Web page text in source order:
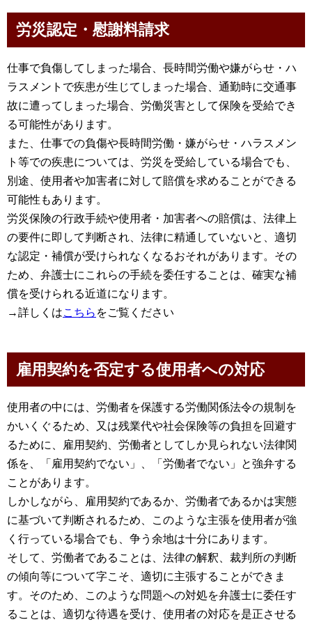
労災認定・慰謝料請求
仕事で負傷してしまった場合、長時間労働や嫌がらせ・ハ
ラスメントで疾患が生じてしまった場合、通勤時に交通事
故に遭ってしまった場合、労働災害として保険を受給でき
る可能性があります。
また、仕事での負傷や長時間労働・嫌がらせ・ハラスメン
ト等での疾患については、労災を受給している場合でも、
別途、使用者や加害者に対して賠償を求めることができる
可能性もあります。
労災保険の行政手続や使用者・加害者への賠償は、法律上
の要件に即して判断され、法律に精通していないと、適切
な認定・補償が受けられなくなるおそれがあります。その
ため、弁護士にこれらの手続を委任することは、確実な補
償を受けられる近道になります。
→詳しくはこちら をご覧ください
雇用契約を否定する使用者への対応
使用者の中には、労働者を保護する労働関係法令の規制を
かいくぐるため、又は残業代や社会保険等の負担を回避す
るために、雇用契約、労働者としてしか見られない法律関
係を、「雇用契約でない」、「労働者でない」と強弁する
ことがあります。
しかしながら、雇用契約であるか、労働者であるかは実態
に基づいて判断されるため、このような主張を使用者が強
く行っている場合でも、争う余地は十分にあります。
そして、労働者であることは、法律の解釈、裁判所の判断
の傾向等について字こそ、適切に主張することができま
す。そのため、このような問題への対処を弁護士に委任す
ることは、適切な待遇を受け、使用者の対応を是正させる